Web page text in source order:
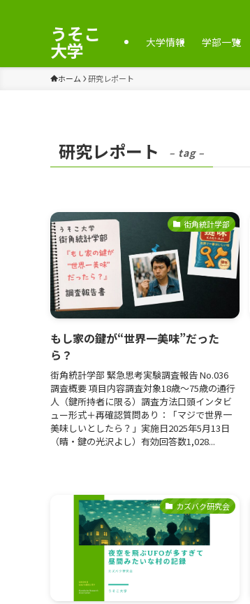
うそこ
大学 大学情報 学部一覧
ホーム 研究レポート
研究レポート – tag –
街角統計学部
もし家の鍵が“世界一美味”だった
ら？
街角統計学部 緊急思考実験調査報告 No.036
調査概要 項目内容調査対象18歳〜75歳の通行
人（鍵所持者に限る）調査方法口頭インタビ
ュー形式＋再確認質問あり：「マジで世界一
美味しいとしたら？」実施日2025年5月13日
（晴・鍵の光沢よし）有効回答数1,028...
カズバク研究会